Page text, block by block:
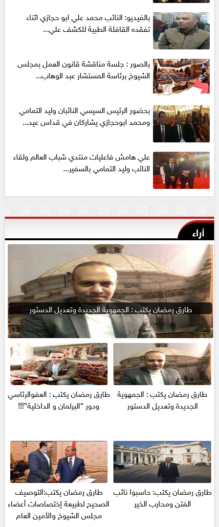
بالفيديو: النائب محمد علي ابو حجازي اثناء
تفقده القافلة الطبية للكشف علي...
بالصور : جلسة مناقشة قانون العمل بمجلس
الشيوخ برئاسة المستشار عبد الوهاب...
بحضور الرئيس السيسي النائبان وليد التمامي
ومحمد ابوحجازي يشاركان في قداس عيد...
علي هامش فاعليات منتدي شباب العالم ولقاء
النائب وليد التمامي بالسفير...
أراء
طارق رمضان يكتب : الجمهوية الجديدة وتعديل الدستور
طارق رمضان يكتب : الجمهوية
الجديدة وتعديل الدستور
طارق رمضان يكتب : العفوالرئاسي
ودور ”البرلمان و الداخلية”!!!
طارق رمضان يكتب: حاسبوا نائب
الفتن ومحارب الخير
طارق رمضان يكتب:التوصيف
الصحيح لطبيعة إختصاصات أعضاء
مجلس الشيوخ والأمين العام